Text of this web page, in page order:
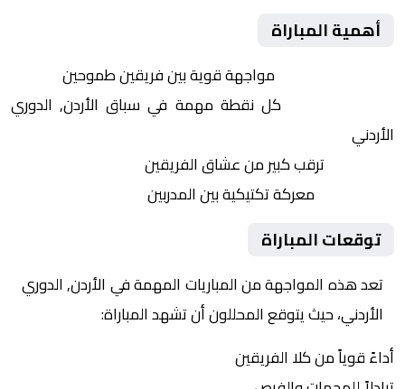
أهمية المباراة
مواجهة قوية بين فريقين طموحين
كل نقطة مهمة في سباق الأردن, الدوري
الأردني
ترقب كبير من عشاق الفريقين
معركة تكتيكية بين المدربين
توقعات المباراة
تعد هذه المواجهة من المباريات المهمة في الأردن, الدوري
الأردني، حيث يتوقع المحللون أن تشهد المباراة:
أداءً قوياً من كلا الفريقين